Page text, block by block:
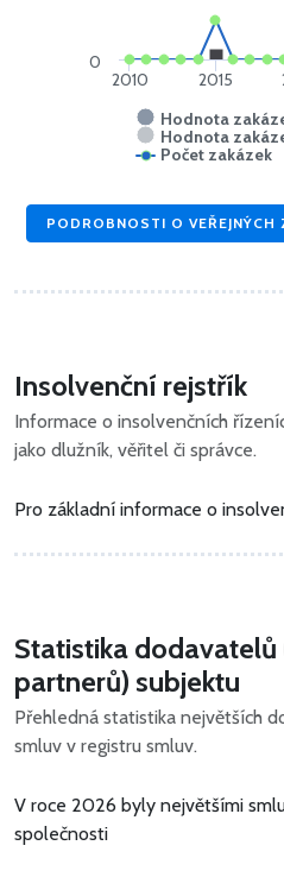
Hodnota
Hodnota
Počet zakázek
2010 2015
0
PODROBNOSTI O
Insolvenční rejstřík
Informace o insolvenčních
jako dlužník, věřitel či správce.
Pro základní informace o
Statistika
partnerů) subjektu
Přehledná statistika největších
smluv v registru smluv.
V roce 2026 byly největšími
společnosti